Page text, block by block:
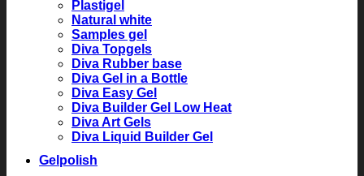
Plastigel
Natural white
Samples gel
Diva Topgels
Diva Rubber base
Diva Gel in a Bottle
Diva Easy Gel
Diva Builder Gel Low Heat
Diva Art Gels
Diva Liquid Builder Gel
Gelpolish